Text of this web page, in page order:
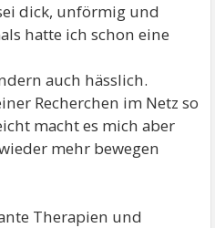
dick, unförmig und
hatte ich schon eine
auch hässlich.
Recherchen im Netz so
macht es mich aber
mehr bewegen
Therapien und